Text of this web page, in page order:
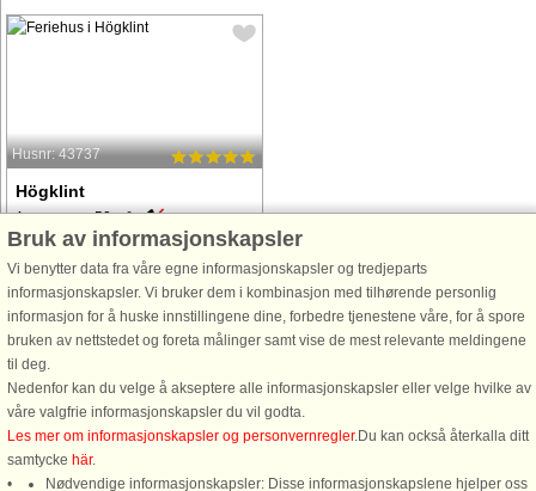
Husnr: 43737
Högklint
4 personer, 50 m²
1,5 km til kyst.
Välkomna till detta charmiga hus på
den soliga ön Gotland alldeles intill
Visby. Med 1000 kvm solig mark till
ditt förfogande vilket är perfekt för att
leka och sola. På terrassen kan du
låta blicken vandra ...
fra 5.142 NOK
Bruk av informasjonskapsler
Vi benytter data fra våre egne informasjonskapsler og tredjeparts
informasjonskapsler. Vi bruker dem i kombinasjon med tilhørende personlig
informasjon for å huske innstillingene dine, forbedre tjenestene våre, for å spore
bruken av nettstedet og foreta målinger samt vise de mest relevante meldingene
til deg.
Nedenfor kan du velge å akseptere alle informasjonskapsler eller velge hvilke av
våre valgfrie informasjonskapsler du vil godta.
Les mer om informasjonskapsler og personvernregler.Du kan också återkalla ditt
samtycke här.
Nødvendige informasjonskapsler: Disse informasjonskapslene hjelper oss